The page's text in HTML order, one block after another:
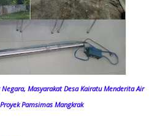
Masyarakat Desa Kairatu Menderita Air
Pamsimas Mangkrak